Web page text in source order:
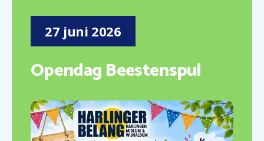
27 juni 2026
Opendag Beestenspul